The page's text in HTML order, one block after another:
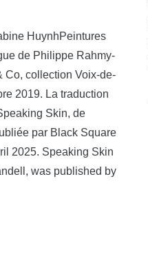
HuynhPeintures
de Philippe Rahmy-
collection Voix-de-
2019. La traduction
Skin, de
par Black Square
2025. Speaking Skin
was published by